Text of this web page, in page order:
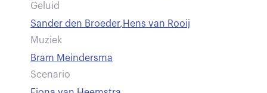
Geluid
Sander den Broeder,Hens van Rooij
Muziek
Bram Meindersma
Scenario